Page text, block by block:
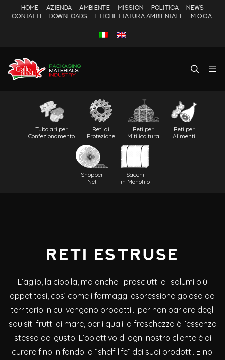
HOME AZIENDA AMBIENTE MISSION POLITICA
NEWS
CONTATTI
DOWNLOADS ETICHETTATURA AMBIENTALE M.O.C.A.
Tubolari per
Confezionamento
Reti di
Protezione
Reti per
Mitilicoltura
Reti per
Alimenti
Shopper
Net
Sacchi
in Monofilo
RETI ESTRUSE
L’aglio, la cipolla, ma anche i prosciutti e i salumi più
appetitosi, così come i formaggi espressione golosa del
territorio in cui vengono prodotti… per non parlare degli
squisiti frutti di mare, per i quali la freschezza è l’essenza
stessa del gusto. L’obiettivo di ogni nostro cliente è di
curare fino in fondo la “shelf life” dei suoi prodotti. E noi